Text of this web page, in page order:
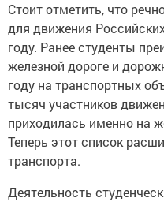
Стоит отметить, что
для движения
году. Ранее студенты
железной дороге и
году на транспортных
тысяч участников
приходилась именно на
Теперь этот список
транспорта.
Деятельность